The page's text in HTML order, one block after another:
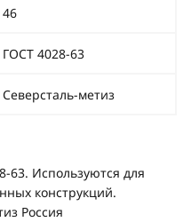
46
ГОСТ 4028-63
Северсталь-метиз
63. Используются для
конструкций.
Россия